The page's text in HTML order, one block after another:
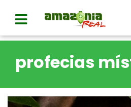
profecias